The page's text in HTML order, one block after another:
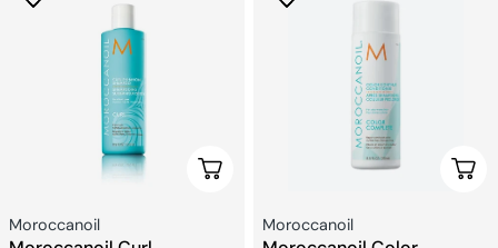
Ajouter Au Panier
Fournisseur:
Moroccanoil Fournisseur:
Moroccanoil